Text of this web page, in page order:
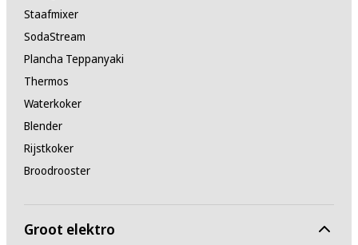
Staafmixer
SodaStream
Plancha Teppanyaki
Thermos
Waterkoker
Blender
Rijstkoker
Broodrooster
Groot elektro